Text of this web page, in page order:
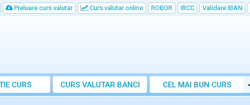
Preluare curs valutar Curs valutar online ROBOR IRCC Validare IBAN
CURS CURS VALUTAR BANCI CEL MAI BUN CURS